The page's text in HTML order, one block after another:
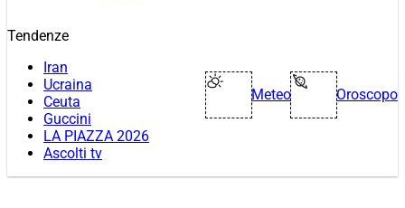
Tendenze
Iran
Ucraina
Ceuta
Guccini
LA PIAZZA 2026
Ascolti tv
Meteo Oroscopo